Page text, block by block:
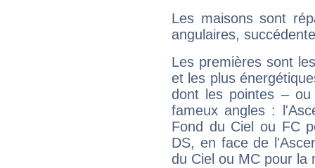
Les maisons sont
angulaires,
Les premières sont
et les plus
dont les pointes –
fameux angles :
Fond du Ciel ou FC
DS, en face de
du Ciel ou MC pour la